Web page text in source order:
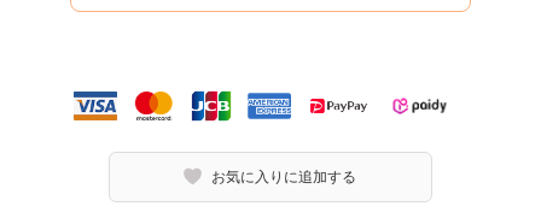
お気に入りに追加する